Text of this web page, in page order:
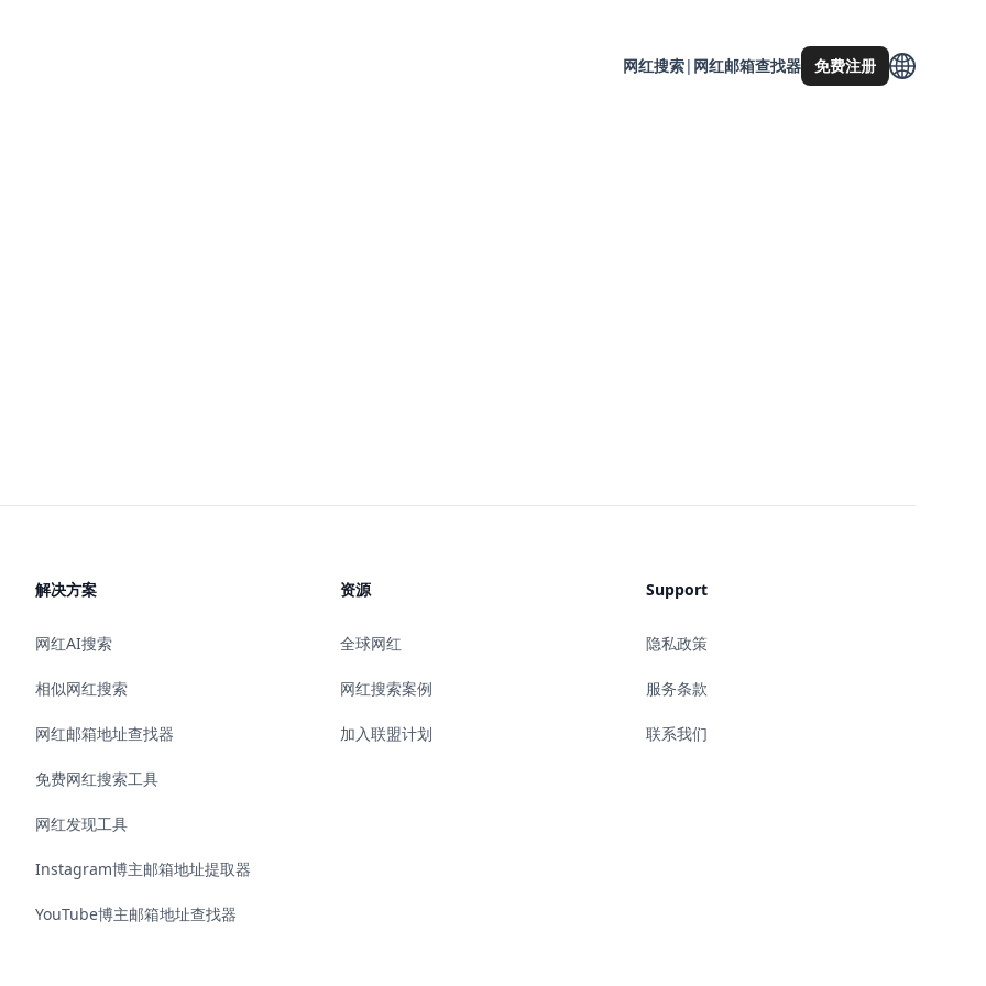
网红搜索| 网红邮箱查找器 免费注册
解决方案
网红AI搜索
相似网红搜索
网红邮箱地址查找器
免费网红搜索工具
网红发现工具
Instagram博主邮箱地址提取器
YouTube博主邮箱地址查找器
资源
全球网红
网红搜索案例
加入联盟计划
Support
隐私政策
服务条款
联系我们